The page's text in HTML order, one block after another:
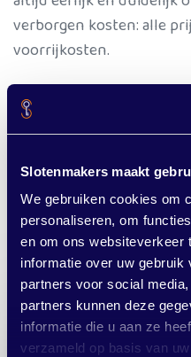
Slotenmakers maakt
We gebruiken cookies om
personaliseren, om
en om ons websiteverkeer
informatie over uw gebruik
partners voor social
partners kunnen deze
informatie die u aan ze
verzameld op basis van
verborgen kosten: alle
voorrijkosten.
Overal in de
slotenmakers zijn actief
Eemsdelta. Of u nu in
Wagenborgen of Spijk